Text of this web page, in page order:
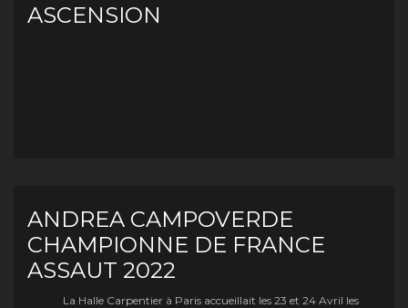
ASCENSION
ANDREA CAMPOVERDE
CHAMPIONNE DE FRANCE
ASSAUT 2022
La Halle Carpentier à Paris accueillait les 23 et 24 Avril les